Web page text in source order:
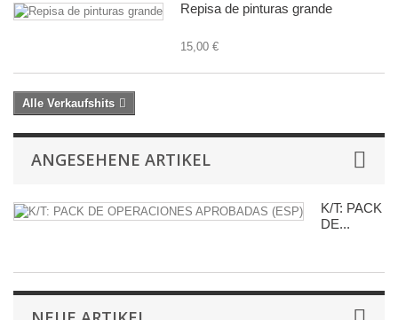
Repisa de pinturas grande
15,00 €
Alle Verkaufshits
ANGESEHENE ARTIKEL
K/T: PACK
DE...